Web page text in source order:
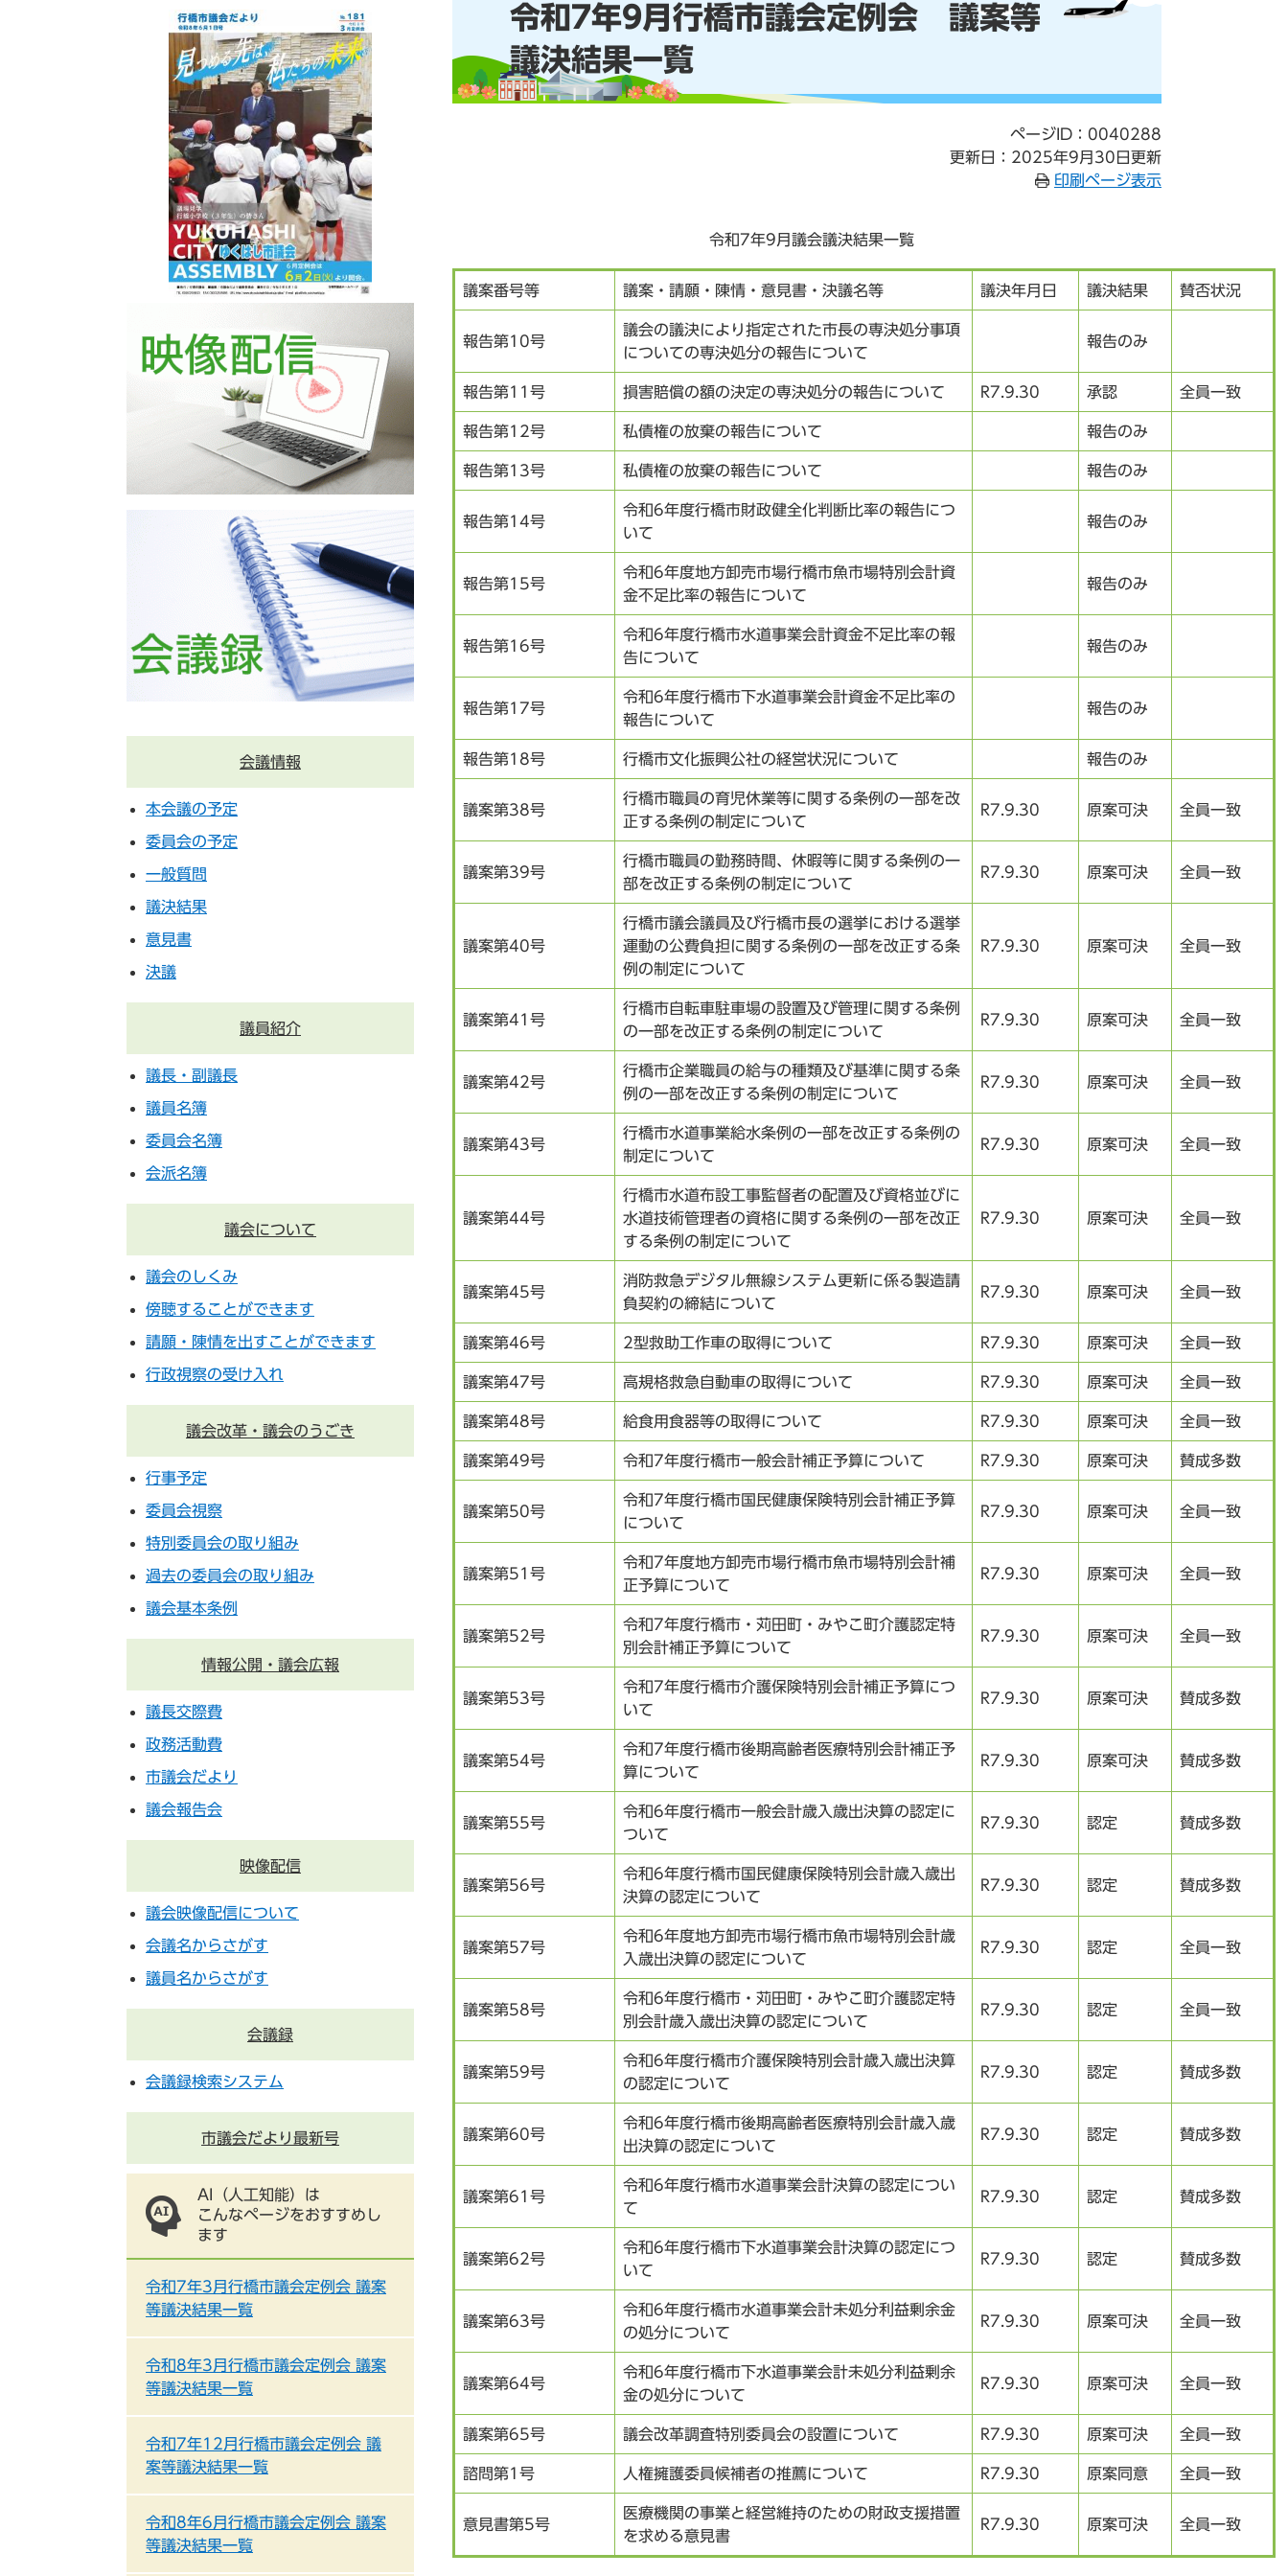
令和7年9月行橋市議会定例会 議案等
議決結果一覧
ページID：0040288
更新日：2025年9月30日更新
印刷ページ表示
令和7年9月議会議決結果一覧​
議案番号等 議案・請願・陳情・意見書・決議名等 議決年月日 議決結果 賛否状況
報告第10号
議会の議決により指定された市長の専決処分事項
についての専決処分の報告について
報告のみ
報告第11号 損害賠償の額の決定の専決処分の報告について R7.9.30 承認 全員一致
報告第12号 私債権の放棄の報告について 報告のみ
報告第13号 私債権の放棄の報告について 報告のみ
報告第14号
令和6年度行橋市財政健全化判断比率の報告につ
いて
報告のみ
報告第15号
令和6年度地方卸売市場行橋市魚市場特別会計資
金不足比率の報告について
報告のみ
報告第16号
令和6年度行橋市水道事業会計資金不足比率の報
告について
報告のみ
報告第17号
令和6年度行橋市下水道事業会計資金不足比率の
報告について
報告のみ
報告第18号 行橋市文化振興公社の経営状況について 報告のみ
議案第38号
行橋市職員の育児休業等に関する条例の一部を改
正する条例の制定について
R7.9.30 原案可決 全員一致
議案第39号
行橋市職員の勤務時間、休暇等に関する条例の一
部を改正する条例の制定について
R7.9.30 原案可決 全員一致
議案第40号
行橋市議会議員及び行橋市長の選挙における選挙
運動の公費負担に関する条例の一部を改正する条
例の制定について
R7.9.30 原案可決 全員一致
議案第41号
行橋市自転車駐車場の設置及び管理に関する条例
の一部を改正する条例の制定について
R7.9.30 原案可決 全員一致
議案第42号
行橋市企業職員の給与の種類及び基準に関する条
例の一部を改正する条例の制定について
R7.9.30 原案可決 全員一致
議案第43号
行橋市水道事業給水条例の一部を改正する条例の
制定について
R7.9.30 原案可決 全員一致
議案第44号
行橋市水道布設工事監督者の配置及び資格並びに
水道技術管理者の資格に関する条例の一部を改正
する条例の制定について
R7.9.30 原案可決 全員一致
議案第45号
消防救急デジタル無線システム更新に係る製造請
負契約の締結について
R7.9.30 原案可決 全員一致
議案第46号 2型救助工作車の取得について R7.9.30 原案可決 全員一致
議案第47号 高規格救急自動車の取得について R7.9.30 原案可決 全員一致
議案第48号 給食用食器等の取得について R7.9.30 原案可決 全員一致
議案第49号 令和7年度行橋市一般会計補正予算について R7.9.30 原案可決 賛成多数
議案第50号
令和7年度行橋市国民健康保険特別会計補正予算
について
R7.9.30 原案可決 全員一致
議案第51号
令和7年度地方卸売市場行橋市魚市場特別会計補
正予算について
R7.9.30 原案可決 全員一致
議案第52号
令和7年度行橋市・苅田町・みやこ町介護認定特
別会計補正予算について
R7.9.30 原案可決 全員一致
議案第53号
令和7年度行橋市介護保険特別会計補正予算につ
いて
R7.9.30 原案可決 賛成多数
議案第54号
令和7年度行橋市後期高齢者医療特別会計補正予
算について
R7.9.30 原案可決 賛成多数
議案第55号
令和6年度行橋市一般会計歳入歳出決算の認定に
ついて
R7.9.30 認定 賛成多数
議案第56号
令和6年度行橋市国民健康保険特別会計歳入歳出
決算の認定について
R7.9.30 認定 賛成多数
議案第57号
令和6年度地方卸売市場行橋市魚市場特別会計歳
入歳出決算の認定について
R7.9.30 認定 全員一致
議案第58号
令和6年度行橋市・苅田町・みやこ町介護認定特
別会計歳入歳出決算の認定について
R7.9.30 認定 全員一致
議案第59号
令和6年度行橋市介護保険特別会計歳入歳出決算
の認定について
R7.9.30 認定 賛成多数
議案第60号
令和6年度行橋市後期高齢者医療特別会計歳入歳
出決算の認定について
R7.9.30 認定 賛成多数
議案第61号
令和6年度行橋市水道事業会計決算の認定につい
て
R7.9.30 認定 賛成多数
議案第62号
令和6年度行橋市下水道事業会計決算の認定につ
いて
R7.9.30 認定 賛成多数
議案第63号
令和6年度行橋市水道事業会計未処分利益剰余金
の処分について
R7.9.30 原案可決 全員一致
議案第64号
令和6年度行橋市下水道事業会計未処分利益剰余
金の処分について
R7.9.30 原案可決 全員一致
議案第65号 議会改革調査特別委員会の設置について R7.9.30 原案可決 全員一致
諮問第1号 人権擁護委員候補者の推薦について R7.9.30 原案同意 全員一致
意見書第5号
医療機関の事業と経営維持のための財政支援措置
を求める意見書
R7.9.30 原案可決 全員一致
会議情報
本会議の予定
委員会の予定
一般質問
議決結果
意見書
決議
議員紹介
議長・副議長
議員名簿
委員会名簿
会派名簿
議会について
議会のしくみ
傍聴することができます
請願・陳情を出すことができます
行政視察の受け入れ
議会改革・議会のうごき
行事予定
委員会視察
特別委員会の取り組み
過去の委員会の取り組み
議会基本条例
情報公開・議会広報
議長交際費
政務活動費
市議会だより
議会報告会
映像配信
議会映像配信について
会議名からさがす
議員名からさがす
会議録
会議録検索システム
市議会だより最新号
AI（人工知能）は
こんなページをおすすめし
ます
令和7年3月行橋市議会定例会 議案
等議決結果一覧
令和8年3月行橋市議会定例会 議案
等議決結果一覧
令和7年12月行橋市議会定例会 議
案等議決結果一覧
令和8年6月行橋市議会定例会 議案
等議決結果一覧